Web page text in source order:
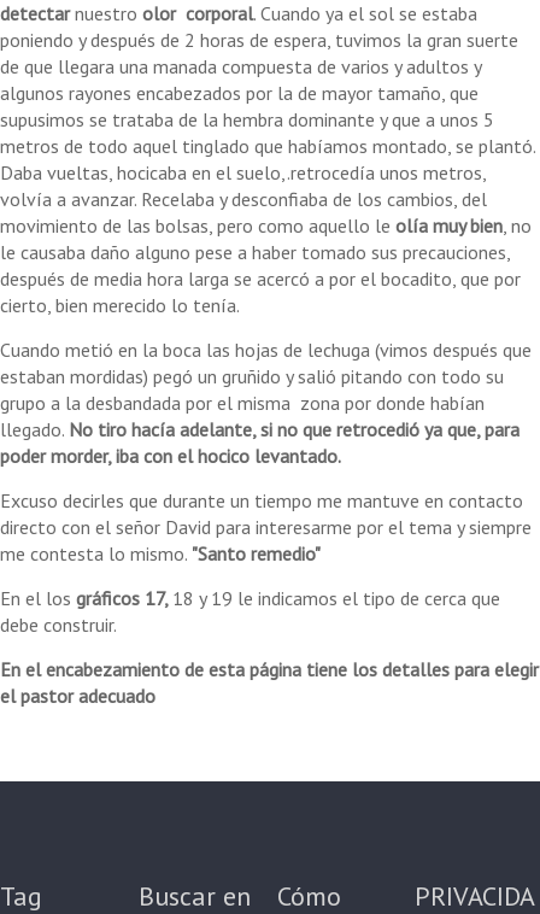
detectarnuestro olor corporal. Cuando ya el sol se estaba
poniendo y después de 2 horas de espera, tuvimos la gran suerte
de que llegara una manada compuesta de varios y adultos y
algunos rayones encabezados por la de mayor tamaño, que
supusimos se trataba de la hembra dominante y que a unos 5
metros de todo aquel tinglado que habíamos montado, se plantó.
Daba vueltas, hocicaba en el suelo,.retrocedía unos metros,
volvía a avanzar. Recelaba y desconfiaba de los cambios, del
movimiento de las bolsas, pero como aquello le olía muy bien, no
le causaba daño alguno pese a haber tomado sus precauciones,
después de media hora larga se acercó a por el bocadito, que por
cierto, bien merecido lo tenía.
Cuando metió en la boca las hojas de lechuga (vimos después que
estaban mordidas) pegó un gruñido y salió pitando con todo su
grupo a la desbandada por el misma zona por donde habían
llegado. No tiro hacía adelante, si no que retrocedió ya que, para
poder morder, iba con el hocico levantado.
Excuso decirles que durante un tiempo me mantuve en contacto
directo con el señor David para interesarme por el tema y siempre
me contesta lo mismo. "Santo remedio"
En el los gráficos 17, 18 y 19 le indicamos el tipo de cerca que
debe construir.
En el encabezamiento de esta página tiene los detalles para elegir
el pastor adecuado
Tag
Buscar en
Cómo
PRIVACIDA